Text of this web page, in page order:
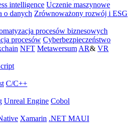
intelligence Uczenie maszynowe
o danych Zrównoważony rozwój i ESG
procesów biznesowych
procesów Cyberbezpieczeństwo
NFT Metawersum AR& VR
C/C++
Unreal Engine Cobol
Xamarin .NET MAUI